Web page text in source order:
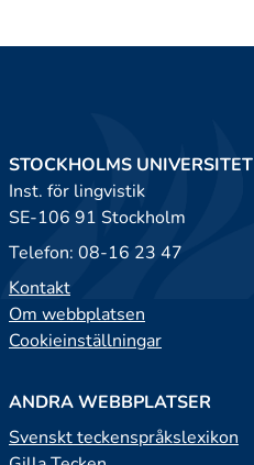
STOCKHOLMS UNIVERSITET
Inst. för lingvistik
SE-106 91 Stockholm
Telefon: 08-16 23 47
Kontakt
Om webbplatsen
Cookieinställningar
ANDRA WEBBPLATSER
Svenskt teckenspråkslexikon